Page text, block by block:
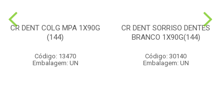
CR DENT COLG MPA 1X90G
(144)
Código: 13470
Embalagem: UN
CR DENT SORRISO DENTES
BRANCO 1X90G(144)
Código: 30140
Embalagem: UN